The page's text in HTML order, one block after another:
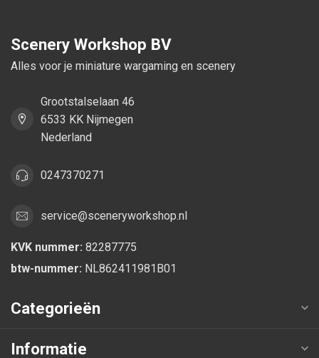
Scenery Workshop BV
Alles voor je miniature wargaming en scenery
Grootstalselaan 46
6533 KK Nijmegen
Nederland
0247370271
service@sceneryworkshop.nl
KVK nummer: 82287775
btw-nummer: NL862411981B01
Categorieën
Informatie